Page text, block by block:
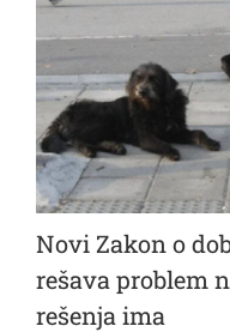
Novi Zakon o
rešava problem
rešenja ima